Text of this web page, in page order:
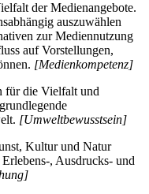
der Medienangebote.
auszuwählen
zur Mediennutzung
auf Vorstellungen,
[Medienkompetenz]
für die Vielfalt und
[Umweltbewusstsein]
Kultur und Natur
, Ausdrucks- und